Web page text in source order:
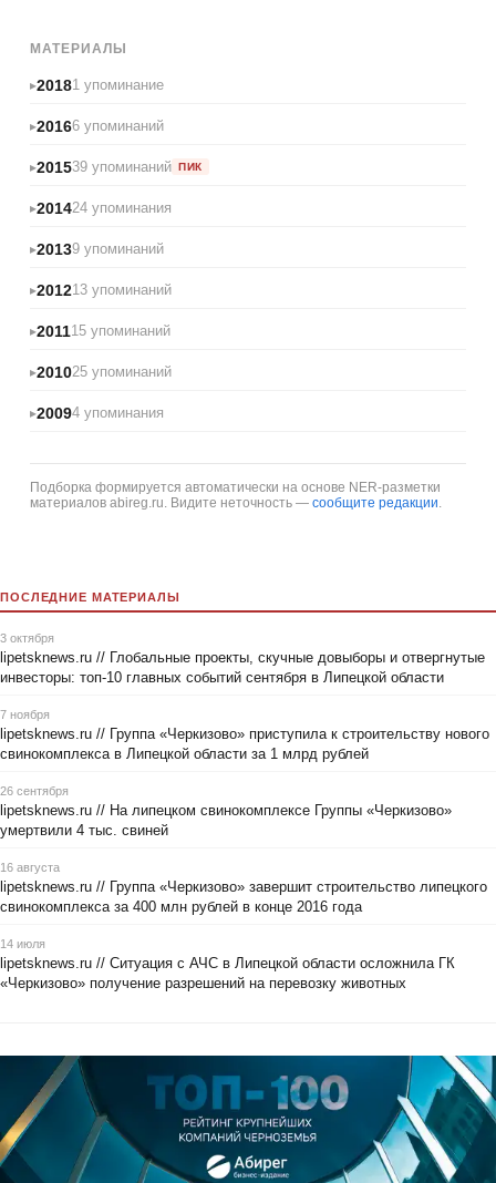
МАТЕРИАЛЫ
20181 упоминание
20166 упоминаний
201539 упоминаний ПИК
201424 упоминания
20139 упоминаний
201213 упоминаний
201115 упоминаний
201025 упоминаний
20094 упоминания
Подборка формируется автоматически на основе NER-разметки
материалов abireg.ru. Видите неточность — сообщите редакции
ПОСЛЕДНИЕ МАТЕРИАЛЫ
3 октября
lipetsknews.ru // Глобальные проекты, скучные довыборы и отвергнутые
инвесторы: топ-10 главных событий сентября в Липецкой области
7 ноября
lipetsknews.ru // Группа «Черкизово» приступила к строительству нового
свинокомплекса в Липецкой области за 1 млрд рублей
26 сентября
lipetsknews.ru // На липецком свинокомплексе Группы «Черкизово»
умертвили 4 тыс. свиней
16 августа
lipetsknews.ru // Группа «Черкизово» завершит строительство липецкого
свинокомплекса за 400 млн рублей в конце 2016 года
14 июля
lipetsknews.ru // Ситуация с АЧС в Липецкой области осложнила ГК
«Черкизово» получение разрешений на перевозку животных